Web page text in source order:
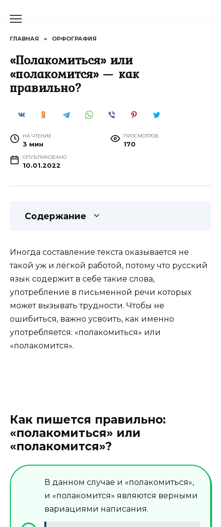
ГЛАВНАЯ » ОРФОГРАФИЯ
«Полакомиться» или
«полакомится» — как
правильно?
НА ЧТЕНИЕ
3 мин
ПРОСМОТРОВ
170
ОПУБЛИКОВАНО
10.01.2022
Содержание
Иногда составление текста оказывается не
такой уж и лёгкой работой, потому что русский
язык содержит в себе такие слова,
употребление в письменной речи которых
может вызывать трудности. Чтобы не
ошибиться, важно усвоить, как именно
употребляется: «полакомиться» или
«полакомится».
Как пишется правильно:
«полакомиться» или
«полакомится»?
В данном случае и «полакомиться»,
и «полакомится» являются верными
вариациями написания.